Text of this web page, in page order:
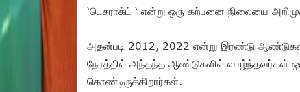
‘டெசராக்ட் ‘ என்று ஒரு கற்பனை நிலையை
அதன்படி 2012, 2022 என்று இரண்டு
நேரத்தில் அந்தந்த ஆண்டுகளில் வாழ்ந்தவர்கள்
கொண்டிருக்கிறார்கள்.